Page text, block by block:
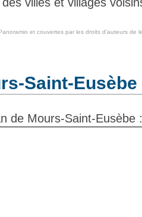
et couvertes par les droits d'auteurs de
Saint-Eusèbe
de Mours-Saint-Eusèbe :